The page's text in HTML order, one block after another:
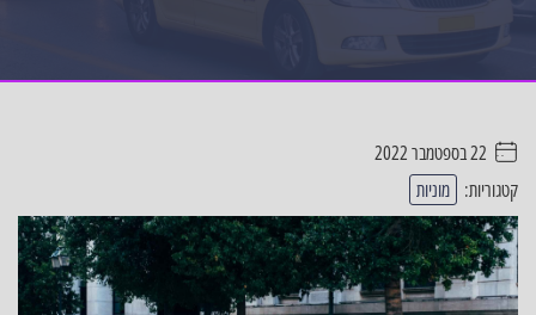
. . . . .
קטגוריות: מוניות